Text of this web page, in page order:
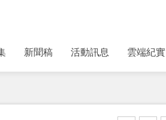
新聞稿 活動訊息 雲端紀實